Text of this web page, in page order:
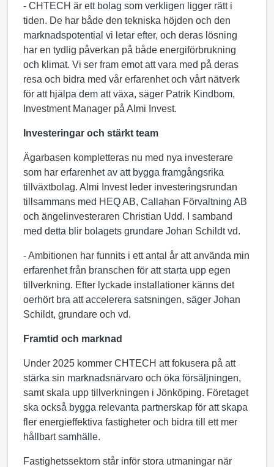
- CHTECH är ett bolag som verkligen ligger rätt i
tiden. De har både den tekniska höjden och den
marknadspotential vi letar efter, och deras lösning
har en tydlig påverkan på både energiförbrukning
och klimat. Vi ser fram emot att vara med på deras
resa och bidra med vår erfarenhet och vårt nätverk
för att hjälpa dem att växa, säger Patrik Kindbom,
Investment Manager på Almi Invest.
Investeringar och stärkt team
Ägarbasen kompletteras nu med nya investerare
som har erfarenhet av att bygga framgångsrika
tillväxtbolag. Almi Invest leder investeringsrundan
tillsammans med HEQ AB, Callahan Förvaltning AB
och ängelinvesteraren Christian Udd. I samband
med detta blir bolagets grundare Johan Schildt vd.
- Ambitionen har funnits i ett antal år att använda min
erfarenhet från branschen för att starta upp egen
tillverkning. Efter lyckade installationer känns det
oerhört bra att accelerera satsningen, säger Johan
Schildt, grundare och vd.
Framtid och marknad
Under 2025 kommer CHTECH att fokusera på att
stärka sin marknadsnärvaro och öka försäljningen,
samt skala upp tillverkningen i Jönköping. Företaget
ska också bygga relevanta partnerskap för att skapa
fler energieffektiva fastigheter och bidra till ett mer
hållbart samhälle.
Fastighetssektorn står inför stora utmaningar när